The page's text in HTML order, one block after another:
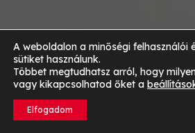
A weboldalon a minőségi felhasználói
sütiket használunk.
Többet megtudhatsz arról, hogy
vagy kikapcsolhatod őket a
Elfogadom